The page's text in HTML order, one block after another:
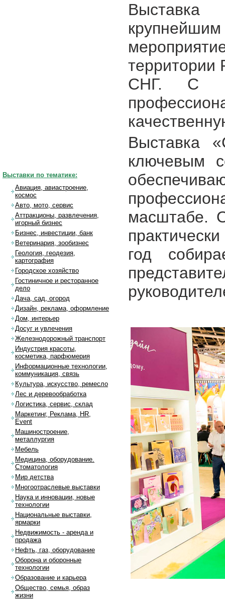
территории
СНГ. С
Выставка
ключевым
масштабе.
год
Выставки по тематике:
Авиация, авиастроение,
космос
Авто, мото, сервис
Аттракционы, развлечения,
игорный бизнес
Бизнес, инвестиции, банк
Ветеринария, зообизнес
Геология, геодезия,
картография
Городское хозяйство
Гостиничное и ресторанное
дело
Дача, сад, огород
Дизайн, реклама, оформление
Дом, интерьер
Досуг и увлечения
Железнодорожный транспорт
Индустрия красоты,
косметика, парфюмерия
Информационные технологии,
коммуникация, связь
Культура, искусство, ремесло
Лес и деревообработка
Логистика, сервис, склад
Маркетинг, Реклама, HR,
Event
Машиностроение,
металлургия
Мебель
Медицина, оборудование.
Стоматология
Мир детства
Многоотраслевые выставки
Наука и инновации, новые
технологии
Национальные выставки,
ярмарки
Недвижимость - аренда и
продажа
Нефть, газ, оборудование
Оборона и оборонные
технологии
Образование и карьера
Общество, семья, образ
жизни